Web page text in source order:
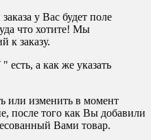
у Вас будет поле
что хотите! Мы
к заказу.
а как же указать
или изменить в момент
после того как Вы добавили
Вами товар.